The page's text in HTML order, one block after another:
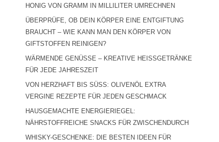
HONIG VON GRAMM IN MILLILITER UMRECHNEN
ÜBERPRÜFE, OB DEIN KÖRPER EINE ENTGIFTUNG
BRAUCHT – WIE KANN MAN DEN KÖRPER VON
GIFTSTOFFEN REINIGEN?
WÄRMENDE GENÜSSE – KREATIVE HEISSGETRÄNKE F
ÜR JEDE JAHRESZEIT
VON HERZHAFT BIS SÜSS: OLIVENÖL EXTRA V
ERGINE REZEPTE FÜR JEDEN GESCHMACK
HAUSGEMACHTE ENERGIERIEGEL:
NÄHRSTOFFREICHE SNACKS FÜR ZWISCHENDURCH
WHISKY-GESCHENKE: DIE BESTEN IDEEN FÜR